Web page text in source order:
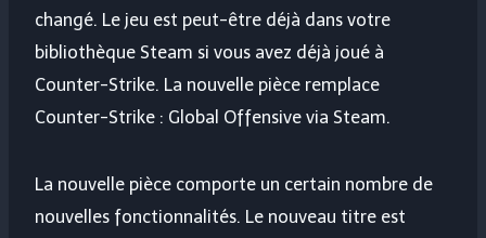
changé. Le jeu est peut-être déjà dans votre
bibliothèque Steam si vous avez déjà joué à
Counter-Strike. La nouvelle pièce remplace
Counter-Strike : Global Offensive via Steam.
La nouvelle pièce comporte un certain nombre de
nouvelles fonctionnalités. Le nouveau titre est